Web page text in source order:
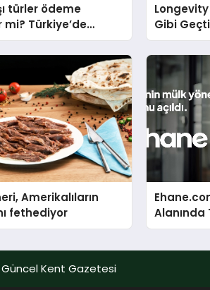
türler ödeme
Türkiye’de
Para” tartışmaya
Gibi
Tek
Amerikalıların
fethediyor
Alanında
Kent Gazetesi